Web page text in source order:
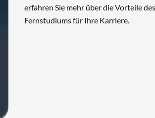
erfahren Sie mehr über die Vorteile des
Fernstudiums für Ihre Karriere.